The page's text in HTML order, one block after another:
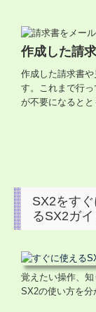
作成した請
作成した請求書
す。これまで行
が不要になるとと
SX2をす
るSX2ガイ
覚えたい操作、知
SX2の使い方を分